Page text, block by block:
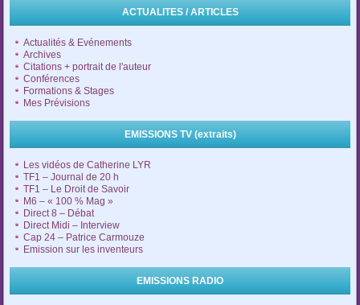
ACTUALITES / ARTICLES
Actualités & Evénements
Archives
Citations + portrait de l'auteur
Conférences
Formations & Stages
Mes Prévisions
EMISSIONS TV (extraits)
Les vidéos de Catherine LYR
TF1 – Journal de 20 h
TF1 – Le Droit de Savoir
M6 – « 100 % Mag »
Direct 8 – Débat
Direct Midi – Interview
Cap 24 – Patrice Carmouze
Emission sur les inventeurs
EMISSIONS RADIO